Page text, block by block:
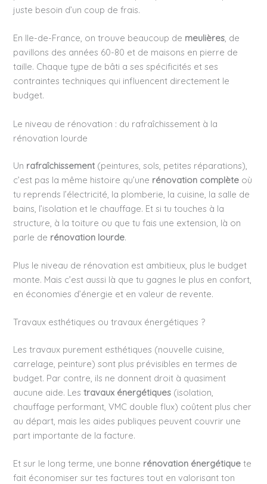
juste besoin d’un coup de frais.
En Ile-de-France, on trouve beaucoup de meulières, de
pavillons des années 60-80 et de maisons en pierre de
taille. Chaque type de bâti a ses spécificités et ses
contraintes techniques qui influencent directement le
budget.
Le niveau de rénovation : du rafraîchissement à la
rénovation lourde
Un rafraîchissement (peintures, sols, petites réparations),
c’est pas la même histoire qu’une rénovation complète où
tu reprends l’électricité, la plomberie, la cuisine, la salle de
bains, l’isolation et le chauffage. Et si tu touches à la
structure, à la toiture ou que tu fais une extension, là on
parle de rénovation lourde.
Plus le niveau de rénovation est ambitieux, plus le budget
monte. Mais c’est aussi là que tu gagnes le plus en confort,
en économies d’énergie et en valeur de revente.
Travaux esthétiques ou travaux énergétiques ?
Les travaux purement esthétiques (nouvelle cuisine,
carrelage, peinture) sont plus prévisibles en termes de
budget. Par contre, ils ne donnent droit à quasiment
aucune aide. Lestravaux énergétiques (isolation,
chauffage performant, VMC double flux) coûtent plus cher
au départ, mais les aides publiques peuvent couvrir une
part importante de la facture.
Et sur le long terme, une bonne rénovation énergétique te
fait économiser sur tes factures tout en valorisant ton